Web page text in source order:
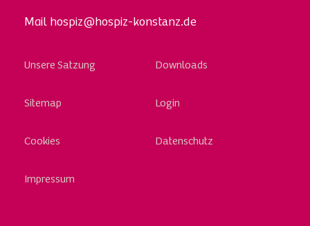
Mail hospiz@hospiz-konstanz.de
to
Unsere Satzung Downloads
Sitemap Login
Cookies Datenschutz
Impressum